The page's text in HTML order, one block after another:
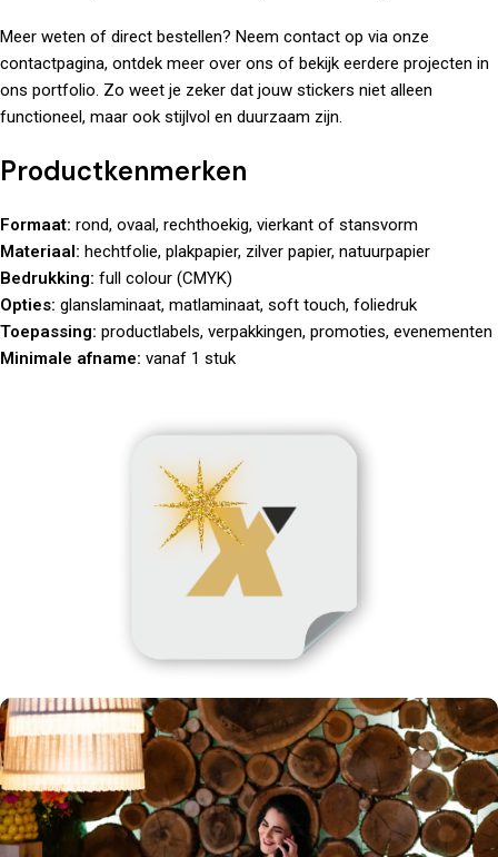
Meer weten of direct bestellen? Neem contact op via onze
contactpagina, ontdek meer over ons of bekijk eerdere projecten in
ons portfolio. Zo weet je zeker dat jouw stickers niet alleen
functioneel, maar ook stijlvol en duurzaam zijn.
Productkenmerken
Formaat: rond, ovaal, rechthoekig, vierkant of stansvorm
Materiaal: hechtfolie, plakpapier, zilver papier, natuurpapier
Bedrukking: full colour (CMYK)
Opties: glanslaminaat, matlaminaat, soft touch, foliedruk
Toepassing: productlabels, verpakkingen, promoties, evenementen
Minimale afname: vanaf 1 stuk